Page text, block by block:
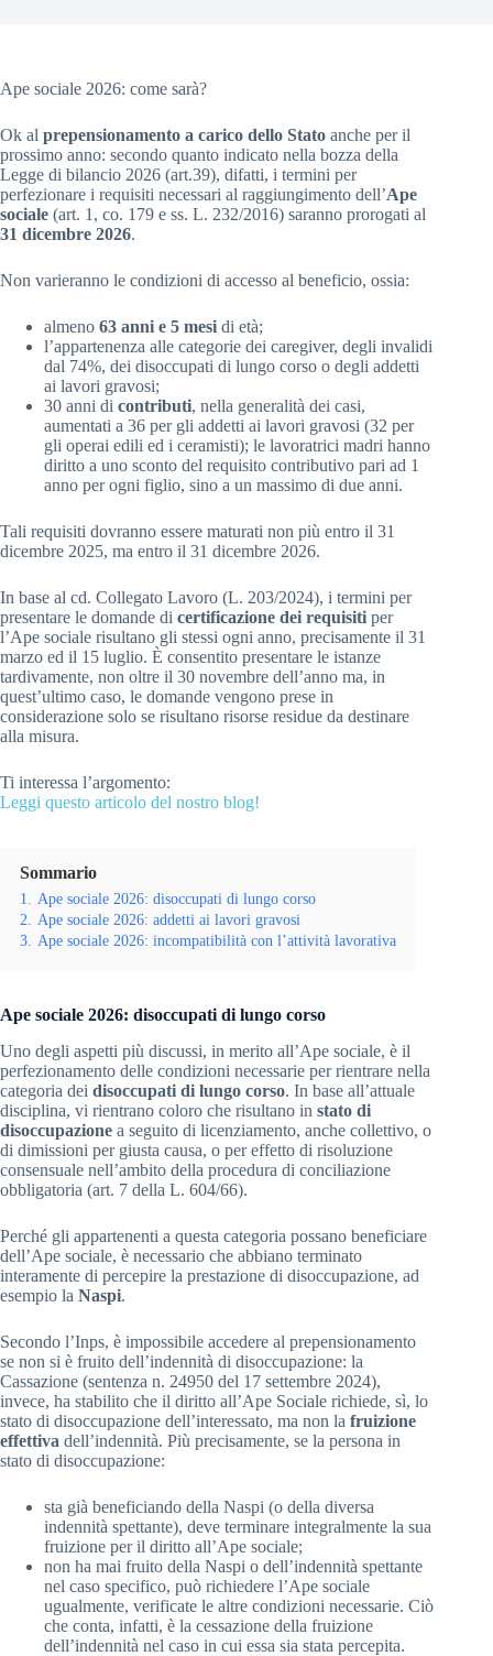
Ape sociale 2026: come sarà?
Ok al prepensionamento a carico dello Stato anche per il
prossimo anno: secondo quanto indicato nella bozza della
Legge di bilancio 2026 (art.39), difatti, i termini per
perfezionare i requisiti necessari al raggiungimento dell’Ape
sociale (art. 1, co. 179 e ss. L. 232/2016) saranno prorogati al
31 dicembre 2026.
Non varieranno le condizioni di accesso al beneficio, ossia:
almeno 63 anni e 5 mesi di età;
l’appartenenza alle categorie dei caregiver, degli invalidi
dal 74%, dei disoccupati di lungo corso o degli addetti
ai lavori gravosi;
30 anni di contributi, nella generalità dei casi,
aumentati a 36 per gli addetti ai lavori gravosi (32 per
gli operai edili ed i ceramisti); le lavoratrici madri hanno
diritto a uno sconto del requisito contributivo pari ad 1
anno per ogni figlio, sino a un massimo di due anni.
Tali requisiti dovranno essere maturati non più entro il 31
dicembre 2025, ma entro il 31 dicembre 2026.
In base al cd. Collegato Lavoro (L. 203/2024), i termini per
presentare le domande di certificazione dei requisiti per
l’Ape sociale risultano gli stessi ogni anno, precisamente il 31
marzo ed il 15 luglio. È consentito presentare le istanze
tardivamente, non oltre il 30 novembre dell’anno ma, in
quest’ultimo caso, le domande vengono prese in
considerazione solo se risultano risorse residue da destinare
alla misura.
Ti interessa l’argomento:
Leggi questo articolo del nostro blog!
Sommario
1.
Ape sociale 2026: disoccupati di lungo corso
2.
Ape sociale 2026: addetti ai lavori gravosi
3.
Ape sociale 2026: incompatibilità con l’attività lavorativa
Ape sociale 2026: disoccupati di lungo corso
Uno degli aspetti più discussi, in merito all’Ape sociale, è il
perfezionamento delle condizioni necessarie per rientrare nella
categoria dei disoccupati di lungo corso. In base all’attuale
disciplina, vi rientrano coloro che risultano in stato di
disoccupazione a seguito di licenziamento, anche collettivo, o
di dimissioni per giusta causa, o per effetto di risoluzione
consensuale nell’ambito della procedura di conciliazione
obbligatoria (art. 7 della L. 604/66).
Perché gli appartenenti a questa categoria possano beneficiare
dell’Ape sociale, è necessario che abbiano terminato
interamente di percepire la prestazione di disoccupazione, ad
esempio la Naspi.
Secondo l’Inps, è impossibile accedere al prepensionamento
se non si è fruito dell’indennità di disoccupazione: la
Cassazione (sentenza n. 24950 del 17 settembre 2024),
invece, ha stabilito che il diritto all’Ape Sociale richiede, sì, lo
stato di disoccupazione dell’interessato, ma non la fruizione
effettiva dell’indennità. Più precisamente, se la persona in
stato di disoccupazione:
sta già beneficiando della Naspi (o della diversa
indennità spettante), deve terminare integralmente la sua
fruizione per il diritto all’Ape sociale;
non ha mai fruito della Naspi o dell’indennità spettante
nel caso specifico, può richiedere l’Ape sociale
ugualmente, verificate le altre condizioni necessarie. Ciò
che conta, infatti, è la cessazione della fruizione
dell’indennità nel caso in cui essa sia stata percepita.